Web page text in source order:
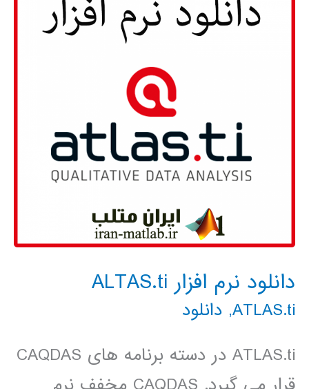
دانلود نرم افزار ALTAS.ti
ATLAS.ti
, دانلود
ATLAS.ti در دسته برنامه های CAQDAS